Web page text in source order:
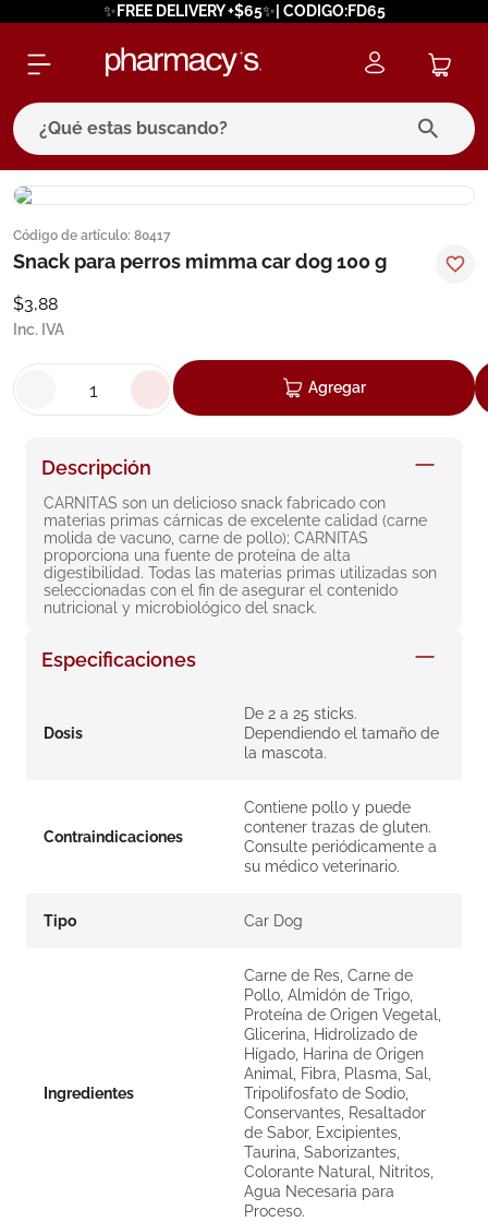
✨FREE DELIVERY +$65✨| CODIGO:FD65
¿Qué estas buscando?
Código de artículo: 80417
Snack para perros mimma car dog 100 g
$3,88
Inc. IVA
Agregar
Descripción
CARNITAS son un delicioso snack fabricado con
materias primas cárnicas de excelente calidad (carne
molida de vacuno, carne de pollo); CARNITAS
proporciona una fuente de proteína de alta
digestibilidad. Todas las materias primas utilizadas son
seleccionadas con el fin de asegurar el contenido
nutricional y microbiológico del snack.
Especificaciones
Dosis
De 2 a 25 sticks.
Dependiendo el tamaño de
la mascota.
Contraindicaciones
Contiene pollo y puede
contener trazas de gluten.
Consulte periódicamente a
su médico veterinario.
Tipo Car Dog
Ingredientes
Carne de Res, Carne de
Pollo, Almidón de Trigo,
Proteína de Origen Vegetal,
Glicerina, Hidrolizado de
Hígado, Harina de Origen
Animal, Fibra, Plasma, Sal,
Tripolifosfato de Sodio,
Conservantes, Resaltador
de Sabor, Excipientes,
Taurina, Saborizantes,
Colorante Natural, Nitritos,
Agua Necesaria para
Proceso.
términos más buscados
1. eucerin
cerave
7. isdin
8. roche posay
9. megacistin
10.pañales